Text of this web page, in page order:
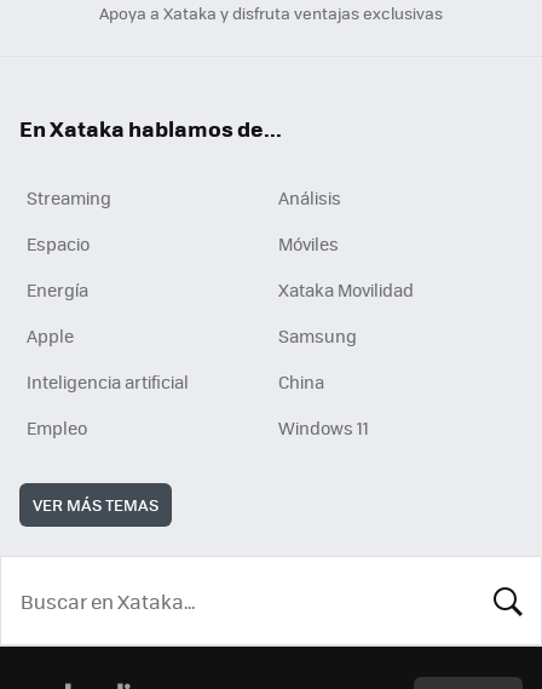
Apoya a Xataka y disfruta ventajas exclusivas
En Xataka hablamos de...
Streaming
Análisis
Espacio
Móviles
Energía
Xataka Movilidad
Apple
Samsung
Inteligencia artificial
China
Empleo
Windows 11
VER MÁS TEMAS